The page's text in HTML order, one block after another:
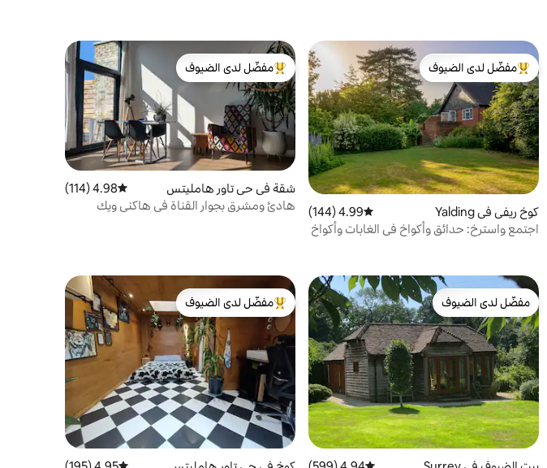
من أبرز البيوت المفضّلة لدى الضيوف
مفضّل لدى الضيوف
كوخ ريفي في Yalding متوسط التقييم 4.99 من 5، 144 مراجعات
4.99 (144)
اجتمع واسترخ: حدائق وأكواخ في الغابات وأكواخ
من أبرز البيوت المفضّلة لدى الضيوف
مفضّل لدى الضيوف
شقة في حي تاور هامليتس متوسط التقييم 4.98 من 5، 114 مراجعات
4.98 (114)
هادئ ومشرق بجوار القناة في هاكني ويك
مفضّل لدى الضيوف
مفضّل لدى الضيوف
من أبرز البيوت المفضّلة لدى الضيوف
مفضّل لدى الضيوف